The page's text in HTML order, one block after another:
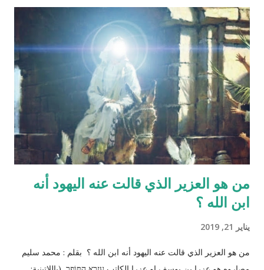
المنطقة الصدرية عندها ( الترائب ) , و لا يتكون مني الرجل من منطقته
الصدريّة أيضاً ( الصلب ) هو يتكون في الخصيتين خارج البطن بعيداً عن
منطقة الصدر !! وهذا ايضاً حديث صحيح يوضح مقصد الآية اكثر :" ماء
الرجل أبيض وماء المرأة أصفر، فإذا اجتمعا فعلا مني الرجل مني
المرأة أذكرا بإذن الله، وإذا علا مني المرأة مني الرجل أنثا بإذن الله "
صحيح مسلم ‪http://fatwa.islamweb.net/fatwa/index.php?
page=sh...
من هو العزير الذي قالت عنه اليهود أنه
ابن الله ؟
يناير 21, 2019
من هو العزير الذي قالت عنه اليهود أنه ابن الله ؟ بقلم : محمد سليم